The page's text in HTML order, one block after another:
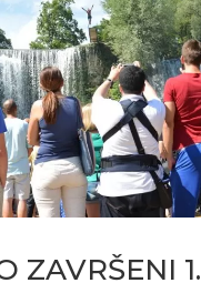
ZAVRŠENI 1.